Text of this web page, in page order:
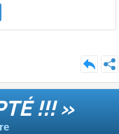
!!! »